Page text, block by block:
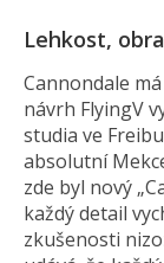
Lehkost,
Cannondale
návrh FlyingV
studia ve
absolutní
zde byl nový
každý detail
zkušenosti